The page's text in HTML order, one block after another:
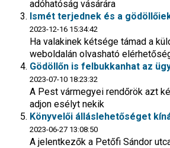
adóhatóság vásárára
Ismét terjednek és a
2023-12-16 15:34:42
Ha valakinek kétsége támad a
weboldalán olvasható
Gödöllőn is felbukkanhat az
2023-07-10 18:23:32
A Pest vármegyei rendőrök azt
adjon esélyt nekik
Könyvelői álláslehetőséget
2023-06-27 13:08:50
A jelentkezők a Petőfi Sándor